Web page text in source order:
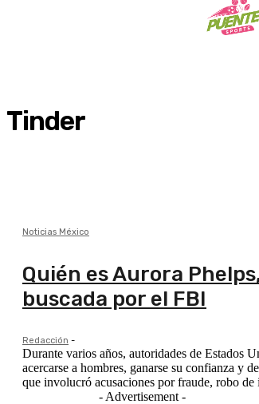
Tinder
Noticias México
Quién es Aurora
buscada por el FBI
Redacción -
Durante varios años, autoridades de Estados
acercarse a hombres, ganarse su confianza y
que involucró acusaciones por fraude, robo de
- Advertisement -